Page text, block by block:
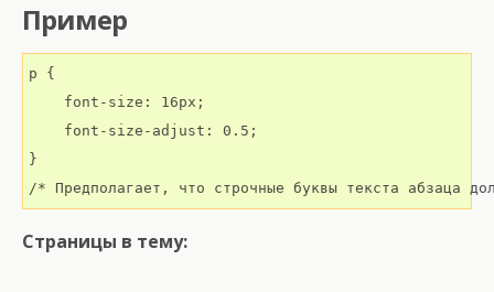
Пример
p {
    font-size: 16px;
    font-size-adjust: 0.5;
}
/* Предполагает, что строчные буквы текста абзаца
Страницы в тему: